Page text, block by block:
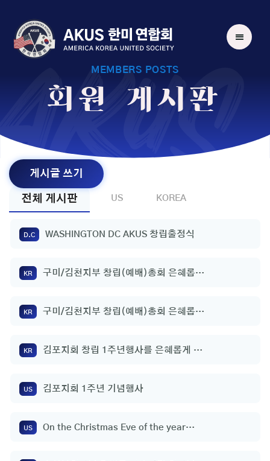
MEMBERS POSTS
회원 게시판
게시글 쓰기
전체 게시판 US KOREA
D.C WASHINGTON DC AKUS 창립출정식
KR
구미/김천지부 창립(예배)총회 은혜롭게
KR
구미/김천지부 창립(예배)총회 은혜롭게
KR
김포지회 창립 1주년행사를 은혜롭게 마
US 김포지회 1주년 기념행사
US
On the Christmas Eve of the year